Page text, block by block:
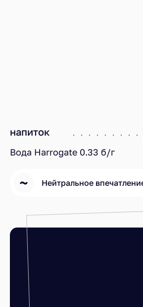
напиток
Вода Harrogate 0.33 б/г
Нейтральное